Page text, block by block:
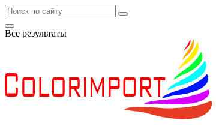
Все результаты